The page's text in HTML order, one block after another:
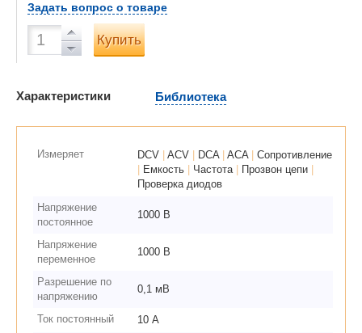
Задать вопрос о товаре
Купить
Характеристики Библиотека
Измеряет DCV ACV DCA ACA
Сопротивление
Емкость Частота Прозвон цепи
Проверка диодов
Напряжение
постоянное
1000 В
Напряжение
переменное
1000 В
Разрешение по
напряжению
0,1 мВ
Ток постоянный
10 А